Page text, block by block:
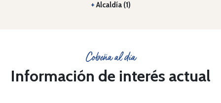
+Alcaldía (1)
Cobeña al día
Información de interés actual